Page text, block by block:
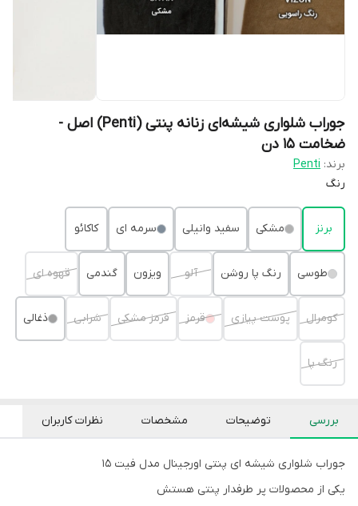
جوراب شلواری شیشه‌ای زنانه پنتی (Penti) اصل -
ضخامت ۱۵ دن
برند: Penti
رنگ
برنز مشکی سفید وانیلی سرمه ای کاکائو
طوسی رنگ پا روشن آلو ویزون گندمی قهوه ای
کومرال پوست پیازی قرمز قرمز مشکی شرابی ذغالی
رنگ پا
بررسی توضیحات مشخصات نظرات کاربران
جوراب شلواری شیشه ای پنتی اورجینال مدل فیت ۱۵
یکی از محصولات پر طرفدار پنتی هستش